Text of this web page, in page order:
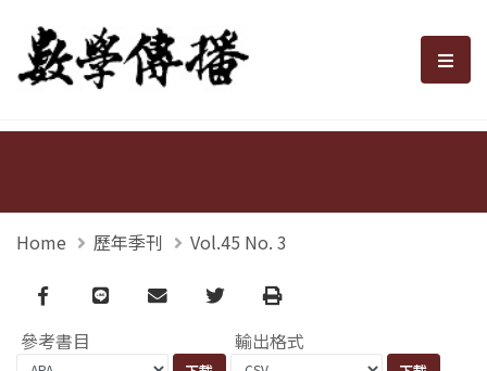
數學傳播 選
Home 歷年季刊 Vol.45 No. 3
Facebook
line email TwitterPrint
參考書目 輸出格式